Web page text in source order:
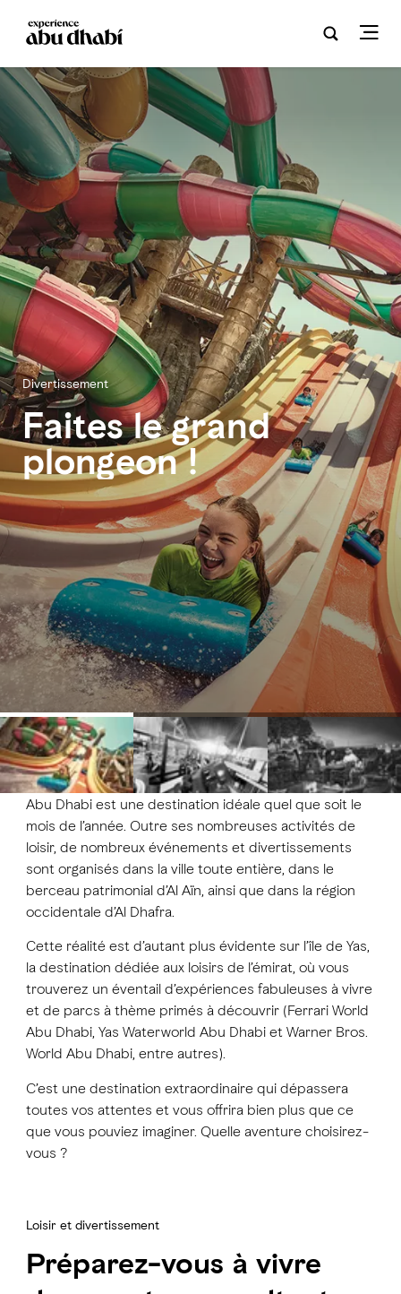
Divertissement
Faites le grand
plongeon !
Abu Dhabi est une destination idéale quel que soit le
mois de l’année. Outre ses nombreuses activités de
loisir, de nombreux événements et divertissements
sont organisés dans la ville toute entière, dans le
berceau patrimonial d’Al Aïn, ainsi que dans la région
occidentale d’Al Dhafra.
Cette réalité est d’autant plus évidente sur l’île de Yas,
la destination dédiée aux loisirs de l’émirat, où vous
trouverez un éventail d’expériences fabuleuses à vivre
et de parcs à thème primés à découvrir (Ferrari World
Abu Dhabi, Yas Waterworld Abu Dhabi et Warner Bros.
World Abu Dhabi, entre autres).
C’est une destination extraordinaire qui dépassera
toutes vos attentes et vous offrira bien plus que ce
que vous pouviez imaginer. Quelle aventure choisirez-
vous ?
Loisir et divertissement
Préparez-vous à vivre